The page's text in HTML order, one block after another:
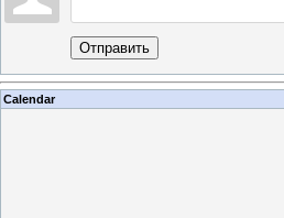
Отправить
Calendar